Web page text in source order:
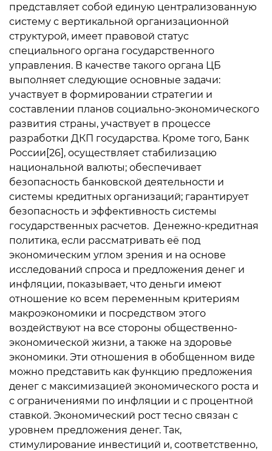
представляет собой единую централизованную
систему с вертикальной организационной
структурой, имеет правовой статус
специального органа государственного
управления. В качестве такого органа ЦБ
выполняет следующие основные задачи:
участвует в формировании стратегии и
составлении планов социально-экономического
развития страны, участвует в процессе
разработки ДКП государства. Кроме того, Банк
России[26], осуществляет стабилизацию
национальной валюты; обеспечивает
безопасность банковской деятельности и
системы кредитных организаций; гарантирует
безопасность и эффективность системы
государственных расчетов. Денежно-кредитная
политика, если рассматривать её под
экономическим углом зрения и на основе
исследований спроса и предложения денег и
инфляции, показывает, что деньги имеют
отношение ко всем переменным критериям
макроэкономики и посредством этого
воздействуют на все стороны общественно-
экономической жизни, а также на здоровье
экономики. Эти отношения в обобщенном виде
можно представить как функцию предложения
денег с максимизацией экономического роста и
с ограничениями по инфляции и с процентной
ставкой. Экономический рост тесно связан с
уровнем предложения денег. Так,
стимулирование инвестиций и, соответственно,